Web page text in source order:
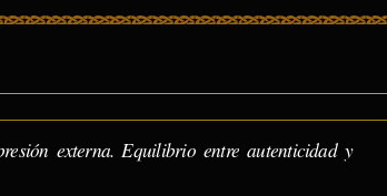
externa. Equilibrio entre autenticidad y